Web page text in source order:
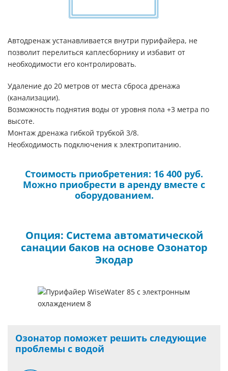
Автодренаж устанавливается внутри пурифайера, не
позволит перелиться каплесборнику и избавит от
необходимости его контролировать.
Удаление до 20 метров от места сброса дренажа
(канализации).
Возможность поднятия воды от уровня пола +3 метра по
высоте.
Монтаж дренажа гибкой трубкой 3/8.
Необходимость подключения к электропитанию.
Стоимость приобретения: 16 400 руб.
Можно приобрести в аренду вместе с
оборудованием.
Опция: Система автоматической
санации баков на основе Озонатор
Экодар
Озонатор поможет решить следующие
проблемы с водой